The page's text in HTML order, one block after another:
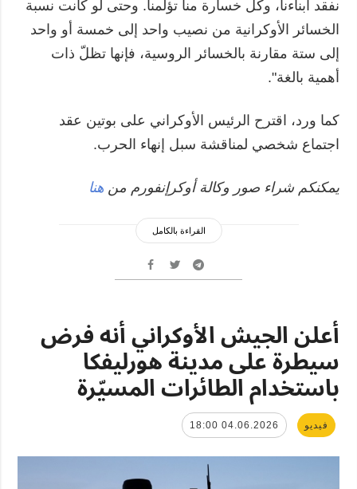
نفقد أبناءنا، وكل خسارة منا تؤلمنا. وحتى لو كانت نسبة
الخسائر الأوكرانية من نصيب واحد إلى خمسة أو واحد
إلى ستة مقارنة بالخسائر الروسية، فإنها تظلّ ذات
أهمية بالغة".
كما ورد، اقترح الرئيس الأوكراني على بوتين عقد
اجتماع شخصي لمناقشة سبل إنهاء الحرب.
يمكنكم شراء صور وكالة أوكرإنفورم منهنا
القراءة بالكامل
أعلن الجيش الأوكراني أنه فرض
سيطرة على مدينة هورليفكا
باستخدام الطائرات المسيّرة
فيديو 04.06.2026 18:00